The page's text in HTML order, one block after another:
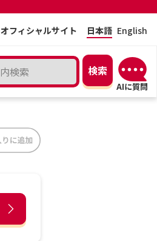
オフィシャルサイト 日本語 English